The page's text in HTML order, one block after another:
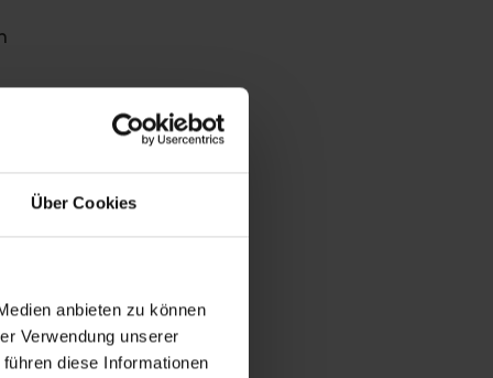
Über Cookies
anbieten zu können
Verwendung unserer
diese Informationen